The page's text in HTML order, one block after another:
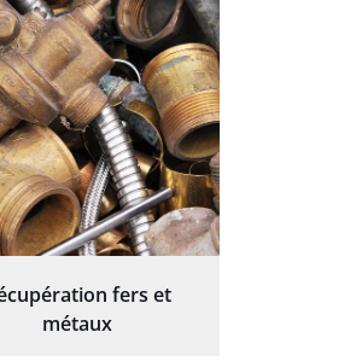
fers et
métaux